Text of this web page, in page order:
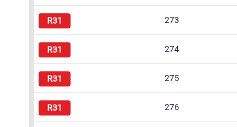
273
274
275
276